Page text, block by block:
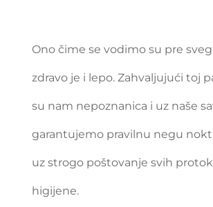
Ono čime se vodimo su pre
zdravo je i lepo. Zahvaljujući toj
su nam nepoznanica i uz naše
garantujemo pravilnu negu
uz strogo poštovanje svih
higijene.